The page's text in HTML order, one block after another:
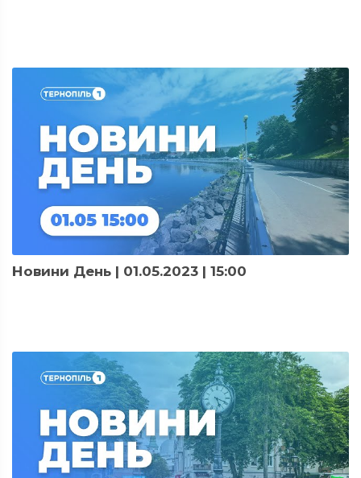
Новини День | 01.05.2023 | 15:00